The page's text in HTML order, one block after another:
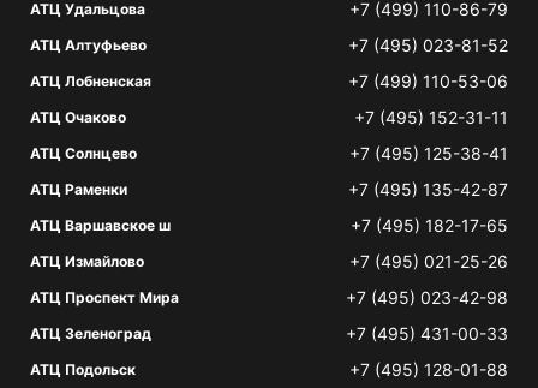
АТЦ Удальцова +7 (499) 110-86-79
АТЦ Алтуфьево +7 (495) 023-81-52
АТЦ Лобненская +7 (499) 110-53-06
АТЦ Очаково +7 (495) 152-31-11
АТЦ Солнцево +7 (495) 125-38-41
АТЦ Раменки +7 (495) 135-42-87
АТЦ Варшавское ш +7 (495) 182-17-65
АТЦ Измайлово +7 (495) 021-25-26
АТЦ Проспект Мира +7 (495) 023-42-98
АТЦ Зеленоград +7 (495) 431-00-33
АТЦ Подольск +7 (495) 128-01-88